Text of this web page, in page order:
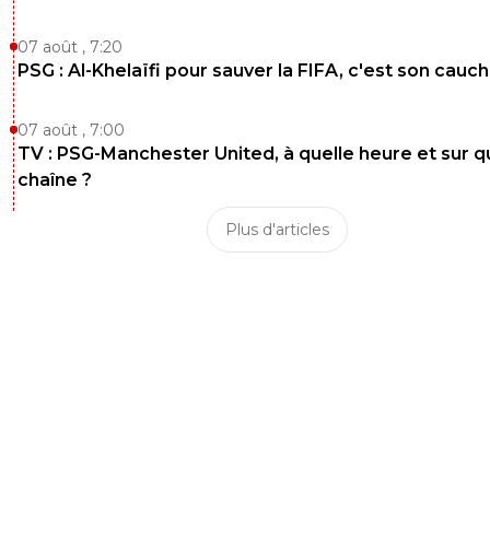
07 août , 7:20
PSG : Al-Khelaïfi pour sauver la FIFA, c'est son
07 août , 7:00
TV : PSG-Manchester United, à quelle heure et sur
chaîne ?
Plus d'articles